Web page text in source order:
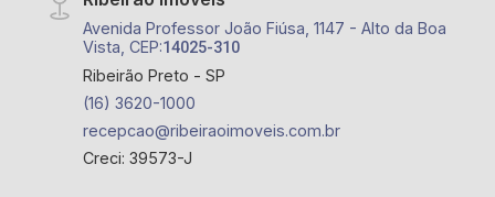
Avenida Professor João Fiúsa, 1147 - Alto da Boa
Vista, CEP:14025-310
Ribeirão Preto - SP
(16) 3620-1000
recepcao@ribeiraoimoveis.com.br
Creci: 39573-J